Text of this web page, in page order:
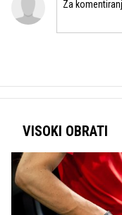
VISOKI OBRATI